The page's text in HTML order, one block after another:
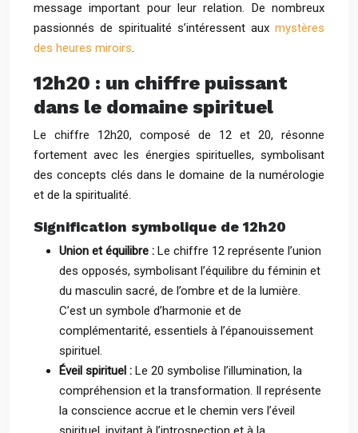
message important pour leur relation. De nombreux
passionnés de spiritualité s’intéressent aux mystères
des heures miroirs.
12h20 : un chiffre puissant
dans le domaine spirituel
Le chiffre 12h20, composé de 12 et 20, résonne
fortement avec les énergies spirituelles, symbolisant
des concepts clés dans le domaine de la numérologie
et de la spiritualité.
Signification symbolique de 12h20
Union et équilibre : Le chiffre 12 représente l’union
des opposés, symbolisant l’équilibre du féminin et
du masculin sacré, de l’ombre et de la lumière.
C’est un symbole d’harmonie et de
complémentarité, essentiels à l’épanouissement
spirituel.
Éveil spirituel : Le 20 symbolise l’illumination, la
compréhension et la transformation. Il représente
la conscience accrue et le chemin vers l’éveil